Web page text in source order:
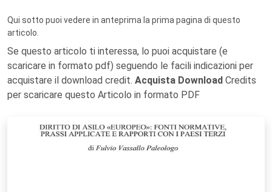
Qui sotto puoi vedere in anteprima la prima pagina di questo
articolo.
Se questo articolo ti interessa, lo puoi acquistare (e
scaricare in formato pdf) seguendo le facili indicazioni per
acquistare il download credit. Acquista Download Credits
per scaricare questo Articolo in formato PDF